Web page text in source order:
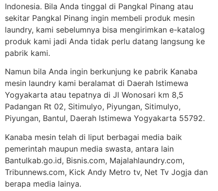
Indonesia. Bila Anda tinggal di Pangkal Pinang atau
sekitar Pangkal Pinang ingin membeli produk mesin
laundry, kami sebelumnya bisa mengirimkan e-katalog
produk kami jadi Anda tidak perlu datang langsung ke
pabrik kami.
Namun bila Anda ingin berkunjung ke pabrik Kanaba
mesin laundry kami beralamat di Daerah Istimewa
Yogyakarta atau tepatnya di Jl Wonosari km 8,5
Padangan Rt 02, Sitimulyo, Piyungan, Sitimulyo,
Piyungan, Bantul, Daerah Istimewa Yogyakarta 55792.
Kanaba mesin telah di liput berbagai media baik
pemerintah maupun media swasta, antara lain
Bantulkab.go.id, Bisnis.com, Majalahlaundry.com,
Tribunnews.com, Kick Andy Metro tv, Net Tv Jogja dan
berapa media lainya.